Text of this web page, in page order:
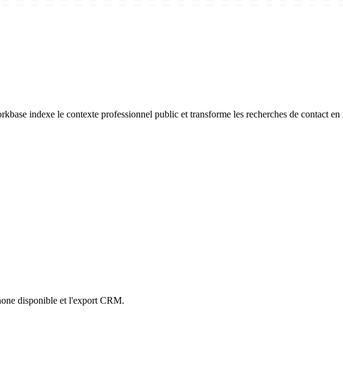
indexe le contexte professionnel public et transforme les recherches de contact
disponible et l'export CRM.